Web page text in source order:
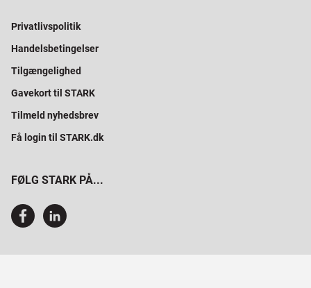
Privatlivspolitik
Handelsbetingelser
Tilgængelighed
Gavekort til STARK
Tilmeld nyhedsbrev
Få login til STARK.dk
FØLG STARK PÅ...